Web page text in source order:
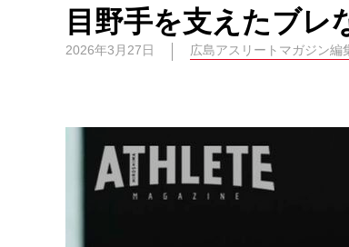
目野手を支えたブレ
2026年3月27日 広島アスリートマガジン編